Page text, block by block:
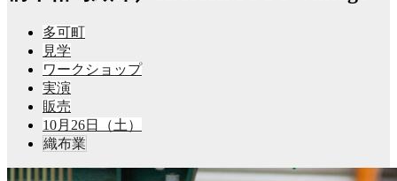
多可町
見学
ワークショップ
実演
販売
10月26日（土）
織布業